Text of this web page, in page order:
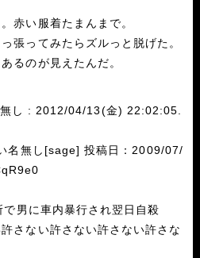
赤い服着たまんまで。
張ってみたらズルっと脱げた。
るのが見えたんだ。
し : 2012/04/13(金) 22:02:05.
名無し[sage] 投稿日：2009/07/
で男に車内暴行され翌日自殺
さない許さない許さない許さな